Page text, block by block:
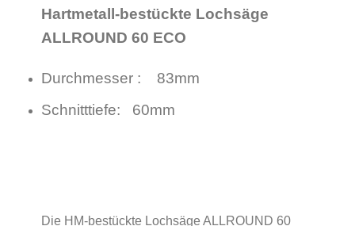
Hartmetall-bestückte Lochsäge
ALLROUND 60 ECO
Durchmesser : 83mm
Schnitttiefe: 60mm
Die HM-bestückte Lochsäge ALLROUND 60